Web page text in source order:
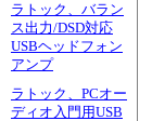
ラトック、バラン
ス出力/DSD対応
USBヘッドフォン
アンプ
ラトック、PCオー
ディオ入門用USB